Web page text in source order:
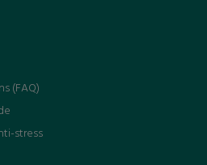
(FAQ)
stress